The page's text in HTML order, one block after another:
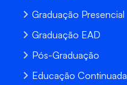
Graduação Presencial
Graduação EAD
Pós-Graduação
Educação Continuada